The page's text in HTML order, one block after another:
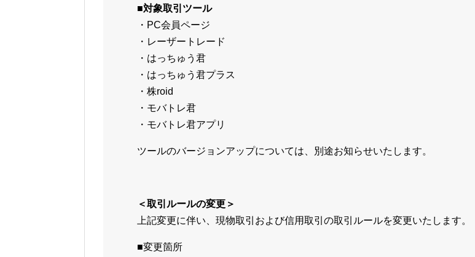
■対象取引ツール
・PC会員ページ
・レーザートレード
・はっちゅう君
・はっちゅう君プラス
・株roid
・モバトレ君
・モバトレ君アプリ
ツールのバージョンアップについては、別途お知らせいたします。
＜取引ルールの変更＞
上記変更に伴い、現物取引および信用取引の取引ルールを変更いたします。
■変更箇所